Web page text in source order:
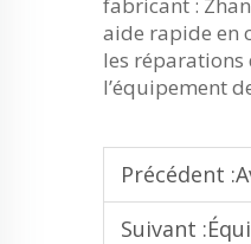
aide rapide en
les réparations
l’équipement
Précédent :
Suivant :